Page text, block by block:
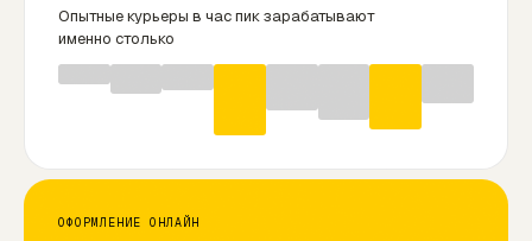
Опытные курьеры в час пик зарабатывают
именно столько
ОФОРМЛЕНИЕ ОНЛАЙН